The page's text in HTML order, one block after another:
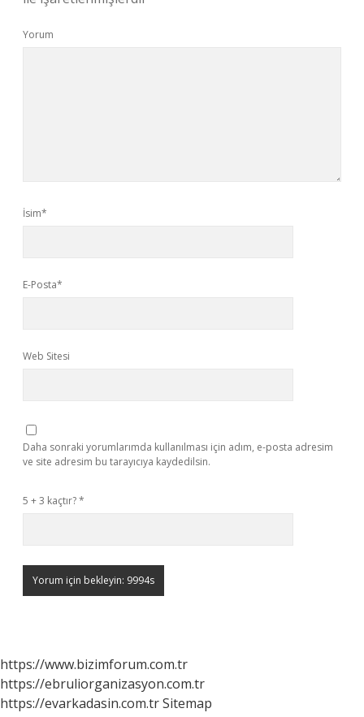
Yorum
İsim*
E-Posta*
Web Sitesi
Daha sonraki yorumlarımda kullanılması için adım, e-posta adresim
ve site adresim bu tarayıcıya kaydedilsin.
5 + 3 kaçtır?*
https://www.bizimforum.com.tr
https://ebruliorganizasyon.com.tr
https://evarkadasin.com.trSitemap